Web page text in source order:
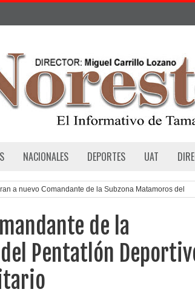
NACIONALES DEPORTES UAT
a nuevo Comandante de la Subzona Matamoros del
de la
Pentatlón